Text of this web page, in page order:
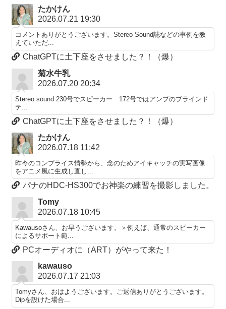
たかけん
2026.07.21 19:30
コメントありがとうございます。Stereo Sound誌などの事例を教
えていただ...
ChatGPTに土下座をさせました？！（爆）
菊水牛乳
2026.07.20 20:34
Stereo sound 230号でスピーカー 172号ではアンプのブラインド
テ...
ChatGPTに土下座をさせました？！（爆）
たかけん
2026.07.18 11:42
昨今のコンプライス情勢から、念のためアイキャッチの実写画像
をアニメ風に生成し直し...
パナのHDC-HS300でお神楽の練習を撮影しました。
Tomy
2026.07.18 10:45
Kawausoさん、お早うございます。＞例えば、通常のスピーカー
によるサポート範...
PCオーディオに（ART）がやって来た！
kawauso
2026.07.17 21:03
Tomyさん、おはようございます。ご返信ありがとうございます。
Dipを設けた場合...